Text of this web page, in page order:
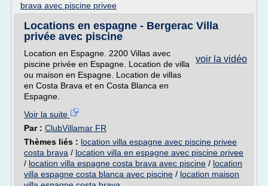
brava avec piscine privee
Locations en espagne - Bergerac Villa
privée avec piscine
voir la vidéo
Location en Espagne. 2200 Villas avec
piscine privée en Espagne. Location de villa
ou maison en Espagne. Location de villas
en Costa Brava et en Costa Blanca en
Espagne.
Voir la suite
Par : ClubVillamar FR
Thèmes liés : location villa espagne avec piscine privee
costa brava / location villa en espagne avec piscine privee
/ location villa espagne costa brava avec piscine / location
villa espagne costa blanca avec piscine / location maison